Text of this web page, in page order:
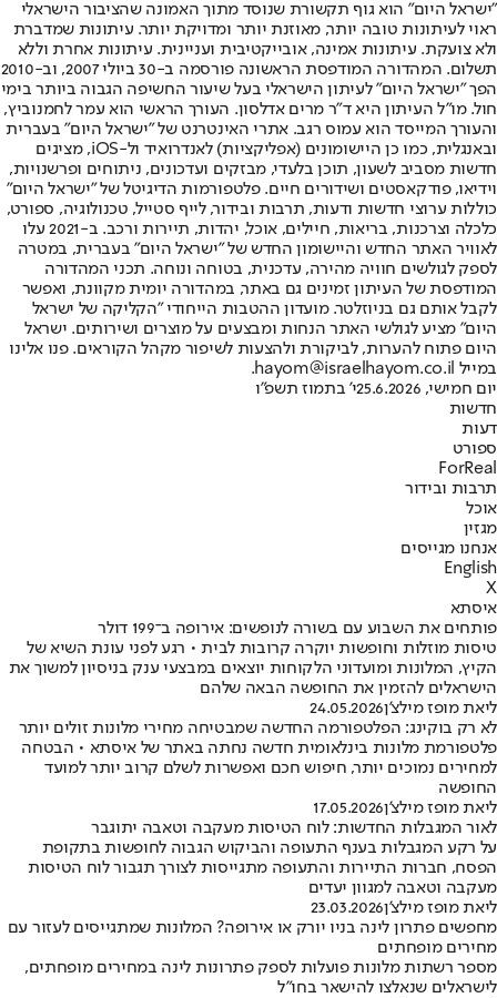
"ישראל היום" הוא גוף תקשורת שנוסד מתוך האמונה שהציבור הישראלי
ראוי לעיתונות טובה יותר, מאוזנת יותר ומדויקת יותר. עיתונות שמדברת
ולא צועקת. עיתונות אמינה, אובייקטיבית ועניינית. עיתונות אחרת וללא
תשלום. המהדורה המודפסת הראשונה פורסמה ב-30 ביולי 2007, וב-2010
הפך "ישראל היום" לעיתון הישראלי בעל שיעור החשיפה הגבוה ביותר בימי
חול. מו"ל העיתון היא ד"ר מרים אדלסון. העורך הראשי הוא עמר לחמנוביץ,
והעורך המייסד הוא עמוס רגב. אתרי האינטרנט של "ישראל היום" בעברית
ובאנגלית, כמו כן היישומונים (אפליקציות) לאנדרואיד ול-iOS, מציגים
חדשות מסביב לשעון, תוכן בלעדי, מבזקים ועדכונים, ניתוחים ופרשנויות,
וידיאו, פודקאסטים ושידורים חיים. פלטפורמות הדיגיטל של "ישראל היום"
כוללות ערוצי חדשות ודעות, תרבות ובידור, לייף סטייל, טכנולוגיה, ספורט,
כלכלה וצרכנות, בריאות, חיילים, אוכל, יהדות, תיירות ורכב. ב-2021 עלו
לאוויר האתר החדש והיישומון החדש של "ישראל היום" בעברית, במטרה
לספק לגולשים חוויה מהירה, עדכנית, בטוחה ונוחה. תכני המהדורה
המודפסת של העיתון זמינים גם באתר, במהדורה יומית מקוונת, ואפשר
לקבל אותם גם בניוזלטר. מועדון ההטבות הייחודי "הקליקה של ישראל
היום" מציע לגולשי האתר הנחות ומבצעים על מוצרים ושירותים. ישראל
היום פתוח להערות, לביקורת ולהצעות לשיפור מקהל הקוראים. פנו אלינו
במייל hayom@israelhayom.co.il.
יום חמישי, 25.6.2026
י' בתמוז תשפ"ו
חדשות
דעות
ספורט
ForReal
תרבות ובידור
אוכל
מגזין
אנחנו מגייסים
English
X
איסתא
פותחים את השבוע עם בשורה לנופשים: אירופה ב־199 דולר
טיסות מוזלות וחופשות יוקרה קרובות לבית • רגע לפני עונת השיא של
הקיץ, המלונות ומועדוני הלקוחות יוצאים במבצעי ענק בניסיון למשוך את
הישראלים להזמין את החופשה הבאה שלהם
ליאת מופז מילצ'ן24.05.2026
לא רק בוקינג: הפלטפורמה החדשה שמבטיחה מחירי מלונות זולים יותר
פלטפורמת מלונות בינלאומית חדשה נחתה באתר של איסתא • הבטחה
למחירים נמוכים יותר, חיפוש חכם ואפשרות לשלם קרוב יותר למועד
החופשה
ליאת מופז מילצ'ן17.05.2026
לאור המגבלות החדשות: לוח הטיסות מעקבה וטאבה יתוגבר
על רקע המגבלות בענף התעופה והביקוש הגבוה לחופשות בתקופת
הפסח, חברות התיירות והתעופה מתגייסות לצורך תגבור לוח הטיסות
מעקבה וטאבה למגוון יעדים
ליאת מופז מילצ'ן23.03.2026
מחפשים פתרון לינה בניו יורק או אירופה? המלונות שמתגייסים לעזור עם
מחירים מופחתים
מספר רשתות מלונות פועלות לספק פתרונות לינה במחירים מופחתים,
לישראלים שנאלצו להישאר בחו"ל